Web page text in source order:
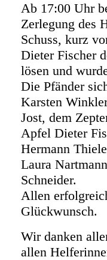
Ab 17:00 Uhr
Zerlegung des
Schuss, kurz
Dieter Fischer
lösen und
Die Pfänder
Karsten
Jost, dem
Apfel Dieter
Hermann
Laura
Schneider.
Allen
Glückwunsch.
Wir danken
allen